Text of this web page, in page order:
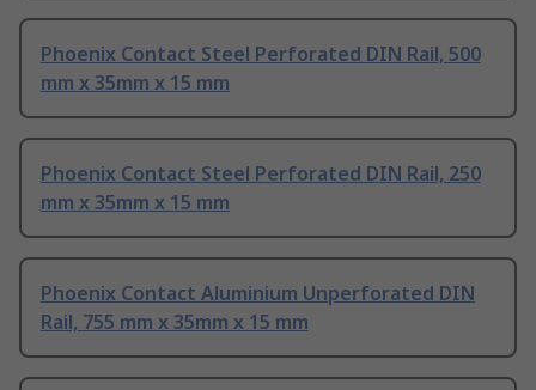
Phoenix Contact Steel Perforated DIN Rail, 500
mm x 35mm x 15 mm
Phoenix Contact Steel Perforated DIN Rail, 250
mm x 35mm x 15 mm
Phoenix Contact Aluminium Unperforated DIN
Rail, 755 mm x 35mm x 15 mm